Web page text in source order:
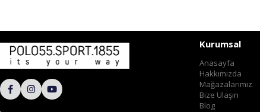
Kurumsal
Anasayfa
Hakkımızda
Mağazalarımız
Bize Ulaşın
Blog